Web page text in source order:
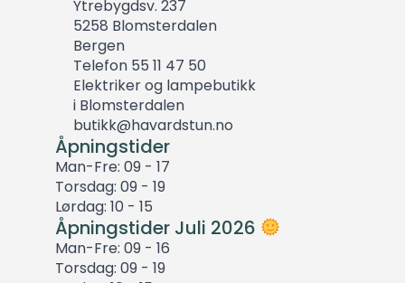
Ytrebygdsv. 237
5258 Blomsterdalen
Bergen
Telefon 55 11 47 50
Elektriker og lampebutikk
i Blomsterdalen
butikk@havardstun.no
Åpningstider
Man-Fre: 09 - 17
Torsdag: 09 - 19
Lørdag: 10 - 15
Åpningstider Juli 2026
Man-Fre: 09 - 16
Torsdag: 09 - 19